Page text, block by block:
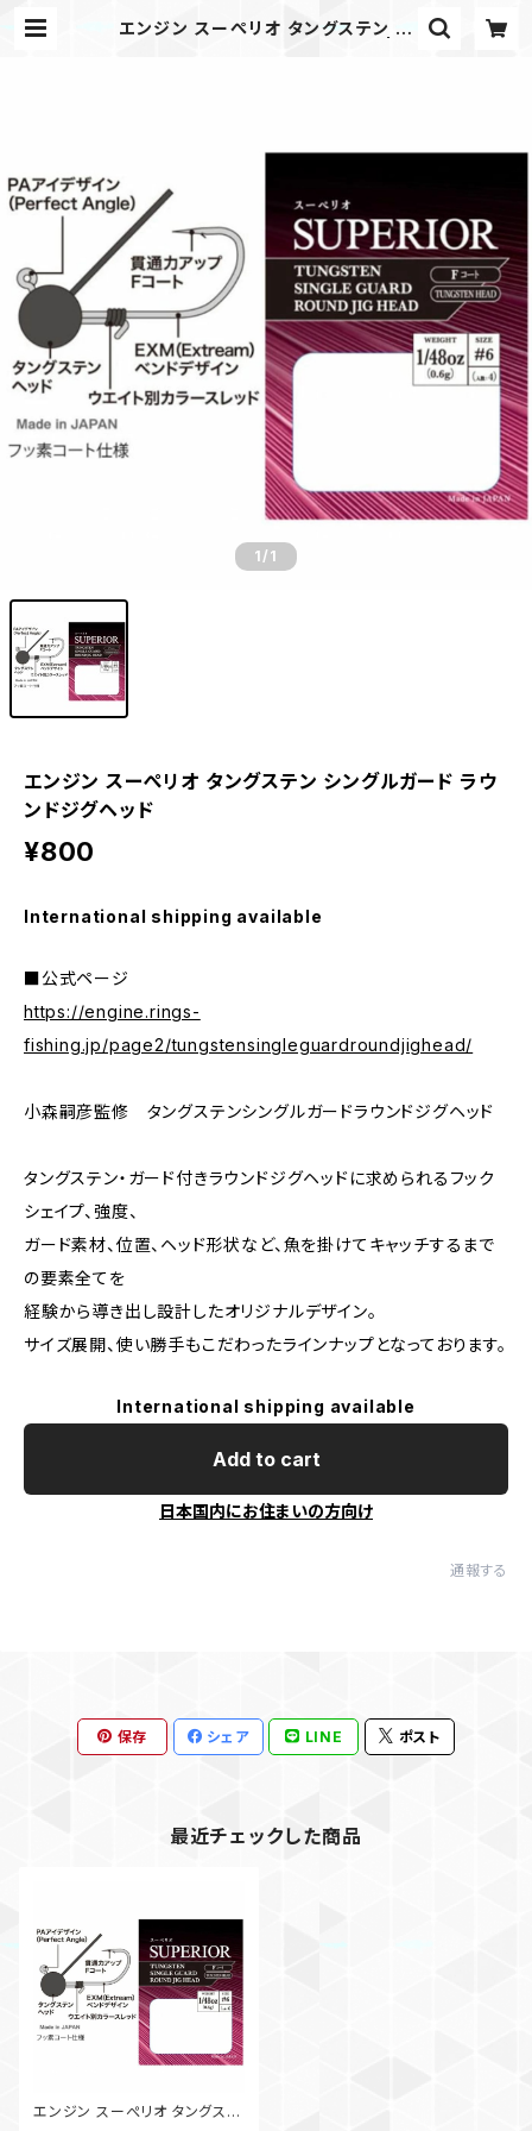
エンジン スーぺリオ タングステン シ
1 /1
エンジン スーぺリオ タングステン シングルガード ラウ
ンドジグヘッド
¥800
International shipping available
■公式ページ
https://engine.rings-
fishing.jp/page2/tungstensingleguardroundjighead/
小森嗣彦監修 タングステンシングルガードラウンドジグヘッド
タングステン・ガード付きラウンドジグヘッドに求められるフック
シェイプ、強度、
ガード素材、位置、ヘッド形状など、魚を掛けてキャッチするまで
の要素全てを
経験から導き出し設計したオリジナルデザイン。
サイズ展開、使い勝手もこだわったラインナップとなっております。
International shipping available
Add to cart
日本国内にお住まいの方向け
通報する
保存 シェア LINE ポスト
最近チェックした商品
エンジン スーぺリオ タングステ